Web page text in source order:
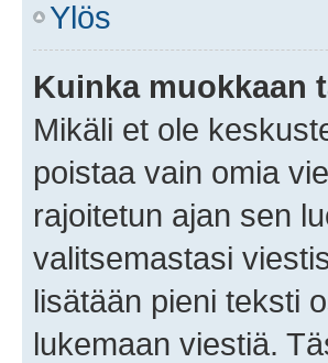
Ylös
Kuinka muokkaan
Mikäli et ole
poistaa vain omia
rajoitetun ajan sen
valitsemastasi
lisätään pieni teksti
lukemaan viestiä.